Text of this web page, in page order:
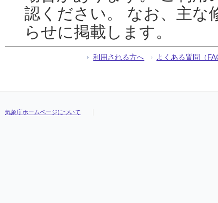
認ください。 なお、主な
らせに掲載します。
利用される方へ よくある質問（
気象庁ホームページについて